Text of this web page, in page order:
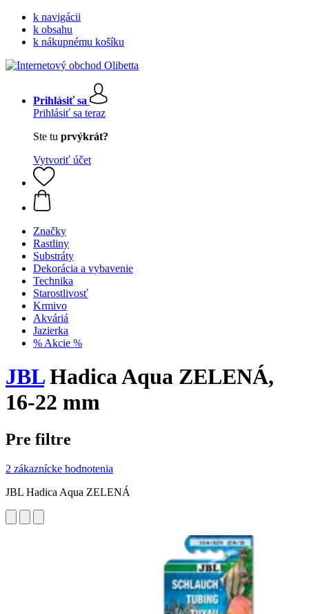
k navigácii
k obsahu
k nákupnému košíku
Prihlásiť sa
Prihlásiť sa teraz
Ste tu prvýkrát?
Vytvoriť účet
Značky
Rastliny
Substráty
Dekorácia a vybavenie
Technika
Starostlivosť
Krmivo
Akváriá
Jazierka
% Akcie %
JBLHadica Aqua ZELENÁ,
16-22 mm
Pre filtre
2 zákaznícke hodnotenia
JBL Hadica Aqua ZELENÁ